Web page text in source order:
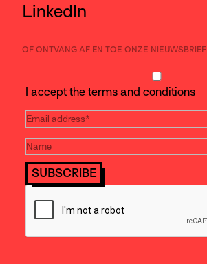
LinkedIn
OF ONTVANG AF EN TOE ONZE NIEUWSBRIEF
I accept the terms and conditions
SUBSCRIBE